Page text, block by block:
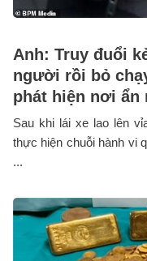
Anh: Truy đuổi
người rồi bỏ
phát hiện nơi ẩn
Sau khi lái xe lao lên
thực hiện chuỗi hành vi
...